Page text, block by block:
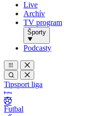
Live
Archív
TV program
Športy
Podcasty
Tipsport liga
Futbal